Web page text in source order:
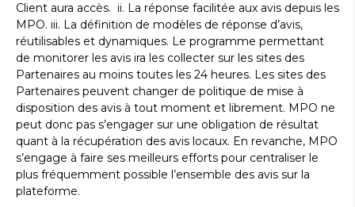
Client aura accès. ii. La réponse facilitée aux avis depuis les
MPO. iii. La définition de modèles de réponse d’avis,
réutilisables et dynamiques. Le programme permettant
de monitorer les avis ira les collecter sur les sites des
Partenaires au moins toutes les 24 heures. Les sites des
Partenaires peuvent changer de politique de mise à
disposition des avis à tout moment et librement. MPO ne
peut donc pas s’engager sur une obligation de résultat
quant à la récupération des avis locaux. En revanche, MPO
s’engage à faire ses meilleurs efforts pour centraliser le
plus fréquemment possible l’ensemble des avis sur la
plateforme.